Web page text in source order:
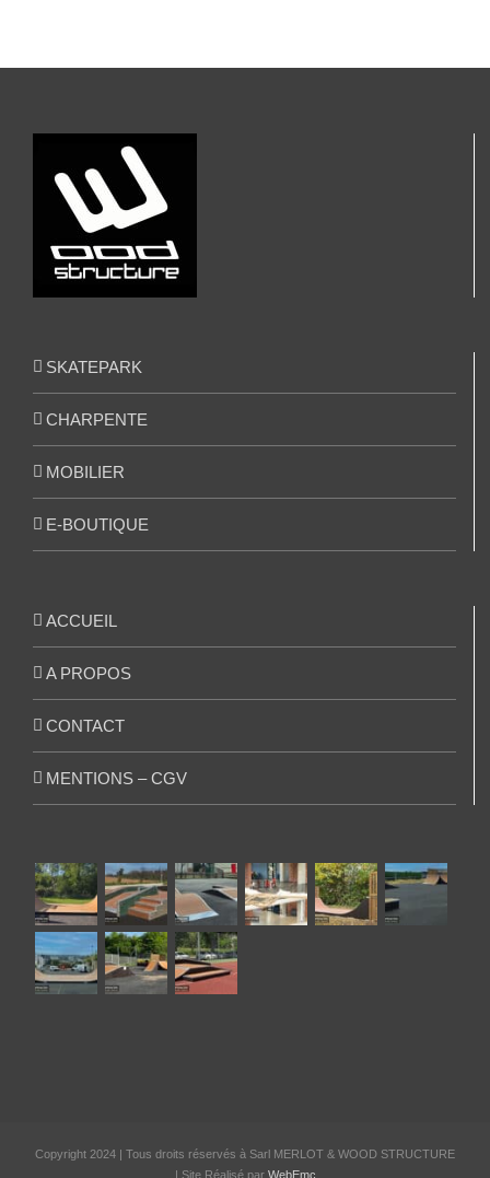
SKATEPARK
CHARPENTE
MOBILIER
E-BOUTIQUE
ACCUEIL
A PROPOS
CONTACT
MENTIONS – CGV
Copyright 2024 | Tous droits réservés à Sarl MERLOT & WOOD STRUCTURE
| Site Réalisé par WebEmc